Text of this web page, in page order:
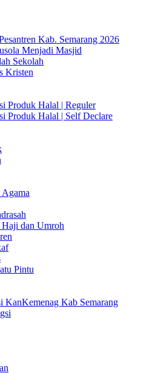
Kab. Semarang 2026
Menjadi Masjid
Sekolah
Kristen
Produk Halal | Reguler
Produk Halal | Self Declare
Haji dan Umroh
Pintu
KanKemenag Kab Semarang